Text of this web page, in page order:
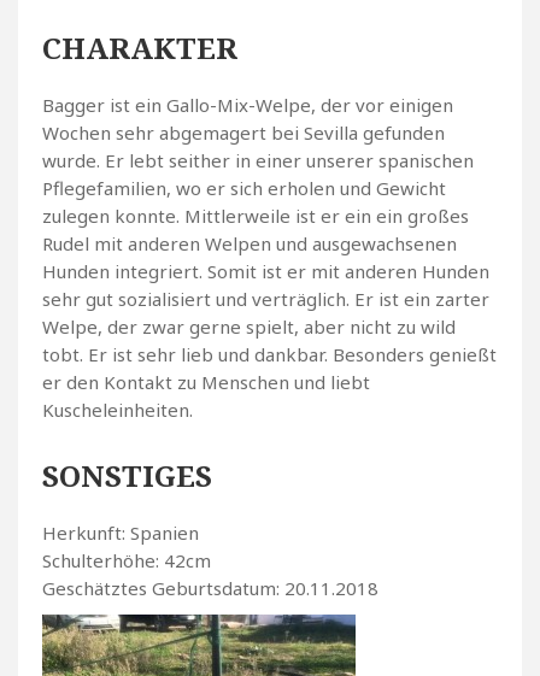
CHARAKTER
Bagger ist ein Gallo-Mix-Welpe, der vor einigen
Wochen sehr abgemagert bei Sevilla gefunden
wurde. Er lebt seither in einer unserer spanischen
Pflegefamilien, wo er sich erholen und Gewicht
zulegen konnte. Mittlerweile ist er ein ein großes
Rudel mit anderen Welpen und ausgewachsenen
Hunden integriert. Somit ist er mit anderen Hunden
sehr gut sozialisiert und verträglich. Er ist ein zarter
Welpe, der zwar gerne spielt, aber nicht zu wild
tobt. Er ist sehr lieb und dankbar. Besonders genießt
er den Kontakt zu Menschen und liebt
Kuscheleinheiten.
SONSTIGES
Herkunft: Spanien
Schulterhöhe: 42cm
Geschätztes Geburtsdatum: 20.11.2018